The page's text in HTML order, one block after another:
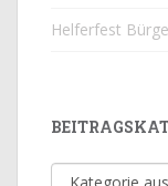
Helferfest